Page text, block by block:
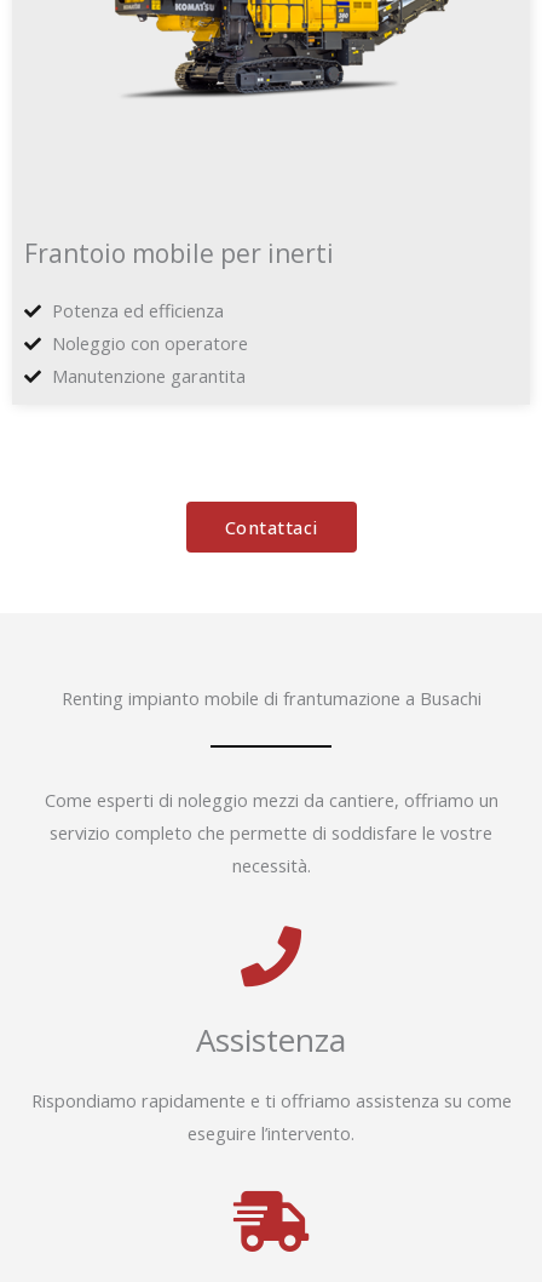
Frantoio mobile per inerti
Potenza ed efficienza
Noleggio con operatore
Manutenzione garantita
Contattaci
Renting impianto mobile di frantumazione a Busachi
Come esperti di noleggio mezzi da cantiere, offriamo un
servizio completo che permette di soddisfare le vostre
necessità.
Assistenza
Rispondiamo rapidamente e ti offriamo assistenza su come
eseguire l’intervento.